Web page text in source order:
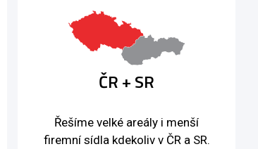
ČR + SR
Řešíme velké areály i menší
firemní sídla kdekoliv v ČR a SR.